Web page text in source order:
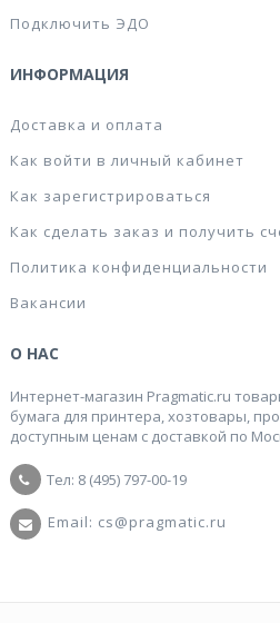
Подключить ЭДО
ИНФОРМАЦИЯ
Доставка и оплата
Как войти в личный кабинет
Как зарегистрироваться
Как сделать заказ и получить
Политика конфиденциальности
Вакансии
О НАС
Интернет-магазин Pragmatic.ru
бумага для принтера, хозтовары,
доступным ценам с доставкой по
Тел: 8 (495) 797-00-19
Email: cs@pragmatic.ru